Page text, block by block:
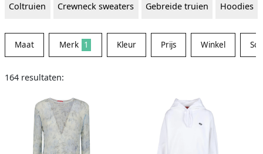
Coltruien Crewneck sweaters Gebreide truien Hoodies
Maat Merk 1 Kleur Prijs Winkel
164 resultaten: